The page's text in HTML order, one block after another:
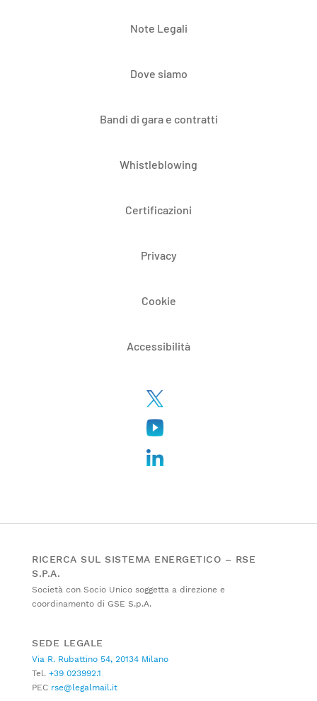
Note Legali
Dove siamo
Bandi di gara e contratti
Whistleblowing
Certificazioni
Privacy
Cookie
Accessibilità
RICERCA SUL SISTEMA ENERGETICO – RSE
S.P.A.
Società con Socio Unico soggetta a direzione e
coordinamento di GSE S.p.A.
SEDE LEGALE
Via R. Rubattino 54, 20134 Milano
Tel. +39 023992.1
PEC rse@legalmail.it